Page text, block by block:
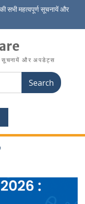
सभी महत्वपूर्ण सूचनायें और
सूचनायें और अपडेट्स